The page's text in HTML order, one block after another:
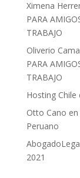
Ximena
PARA
TRABAJO
Oliverio
PARA
TRABAJO
Hosting Chile
Otto Cano en
Peruano
2021